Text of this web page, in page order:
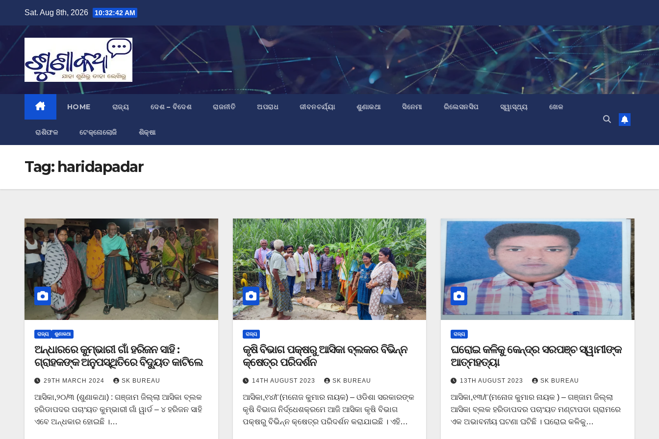
content
Sat. Aug 8th, 2026 10:32:43 AM
HOME ରାଜ୍ୟ ଦେଶ – ବିଦେଶ ରାଜନୀତି ଅପରାଧ ଜୀବନଚର୍ଯ୍ୟା ଶୁଣାକଥା ସିନେମା ରିଲେସନସିପ ସ୍ୱାସ୍ଥ୍ୟ ଖେଳ
ରାଶିଫଳ ଟେକ୍ନୋଲୋଜି ଶିକ୍ଷା
Tag: haridapadar
ରାଜ୍ୟ ଶୁଣାକଥା
ଅନ୍ଧାରରେ କୁମ୍ଭାରୀ ଗାଁ ହରିଜନ ସାହି :
ଗ୍ରାହକଙ୍କ ଅନୁପସ୍ଥିତିରେ ବିଦ୍ୟୁତ କାଟିଲେ
29TH MARCH 2024 SK BUREAU
ଆସିକା,୨୦/୩ (ଶୁଣାକଥା) : ଗଞ୍ଜାମ ଜିଲ୍ଲା ଆସିକା ବ୍ଲକ
ହରିଡାପଦର ପଚାଂୟତ କୁମ୍ଭାରୀ ଗାଁ ୱାର୍ଡ – ୪ ହରିଜନ ସାହି
ଏବେ ଅନ୍ଧକାର ହୋଇଛି ।…
ରାଜ୍ୟ
କୃଷି ବିଭାଗ ପକ୍ଷରୁ ଆସିକା ବ୍ଲକର ବିଭିନ୍ନ
କ୍ଷେତ୍ର ପରିଦର୍ଶନ
14TH AUGUST 2023 SK BUREAU
ଆସିକା,୧୪/୮(ମନୋଜ କୁମାର ନାୟକ) – ଓଡିଶା ସରକାରଙ୍କ
କୃଷି ବିଭାଗ ନିର୍ଦ୍ଧେଶକ୍ରମେ ଆଜି ଆସିକା କୃଷି ବିଭାଗ
ପକ୍ଷରୁ ବିଭିନ୍ନ କ୍ଷେତ୍ର ପରିଦର୍ଶନ କରାଯାଇଛି । ଏହି…
ରାଜ୍ୟ
ଘରୋଇ କଳିକୁ କେନ୍ଦ୍ର ସରପଞ୍ଚ ସ୍ୱାମୀଙ୍କ
ଆତ୍ମହତ୍ୟା
13TH AUGUST 2023 SK BUREAU
ଆସିକା,୧୩/୮(ମନୋଜ କୁମାର ନାୟକ ) – ଗଞ୍ଜାମ ଜିଲ୍ଲା
ଆସିକା ବ୍ଲକ ହରିଡାପଦର ପଚାଂୟତ ମଣ୍ଟାପଡା ଗ୍ରାମରେ
ଏକ ଅଭାବନୀୟ ଘଟଣା ଘଟିଛି । ଘରୋଇ କଳିକୁ…